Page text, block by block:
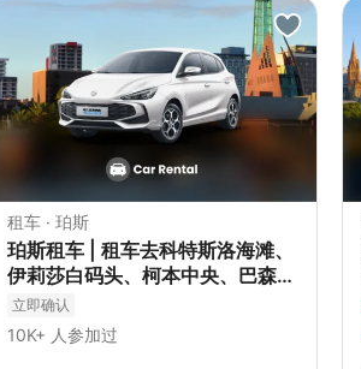
租车 · 珀斯
珀斯租车 | 租车去科特斯洛海滩、
伊莉莎白码头、柯本中央、巴森
登、比布拉湖、利德维尔
立即确认
10K+ 人参加过